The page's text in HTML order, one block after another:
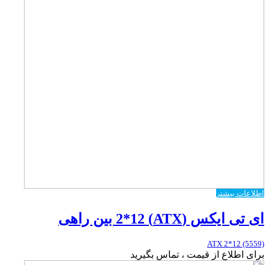
اطلاعات بیشتر
ای تی ایکس (ATX) 2*12 بین راهی
ATX 2*12 (5559)
برای اطلاع از قیمت ، تماس بگیرید